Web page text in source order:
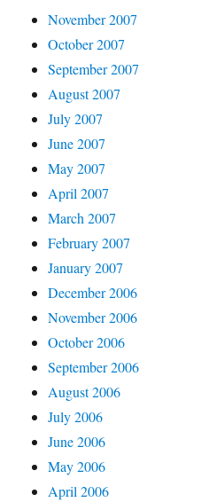
November 2007
October 2007
September 2007
August 2007
July 2007
June 2007
May 2007
April 2007
March 2007
February 2007
January 2007
December 2006
November 2006
October 2006
September 2006
August 2006
July 2006
June 2006
May 2006
April 2006